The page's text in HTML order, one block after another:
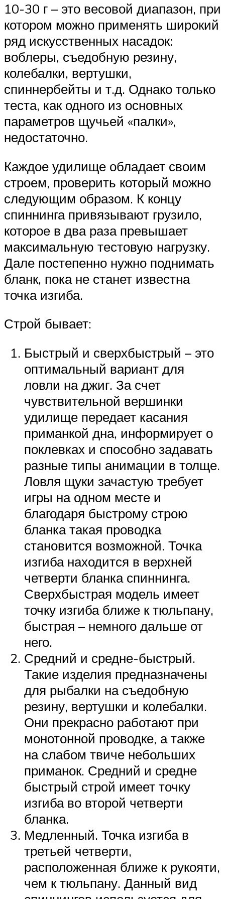
10-30 г – это весовой диапазон, при
котором можно применять широкий
ряд искусственных насадок:
воблеры, съедобную резину,
колебалки, вертушки,
спиннербейты и т.д. Однако только
теста, как одного из основных
параметров щучьей «палки»,
недостаточно.
Каждое удилище обладает своим
строем, проверить который можно
следующим образом. К концу
спиннинга привязывают грузило,
которое в два раза превышает
максимальную тестовую нагрузку.
Дале постепенно нужно поднимать
бланк, пока не станет известна
точка изгиба.
Строй бывает:
Быстрый и сверхбыстрый – это
оптимальный вариант для
ловли на джиг. За счет
чувствительной вершинки
удилище передает касания
приманкой дна, информирует о
поклевках и способно задавать
разные типы анимации в толще.
Ловля щуки зачастую требует
игры на одном месте и
благодаря быстрому строю
бланка такая проводка
становится возможной. Точка
изгиба находится в верхней
четверти бланка спиннинга.
Сверхбыстрая модель имеет
точку изгиба ближе к тюльпану,
быстрая – немного дальше от
него.
Средний и средне-быстрый.
Такие изделия предназначены
для рыбалки на съедобную
резину, вертушки и колебалки.
Они прекрасно работают при
монотонной проводке, а также
на слабом твиче небольших
приманок. Средний и средне
быстрый строй имеет точку
изгиба во второй четверти
бланка.
Медленный. Точка изгиба в
третьей четверти,
расположенная ближе к рукояти,
чем к тюльпану. Данный вид